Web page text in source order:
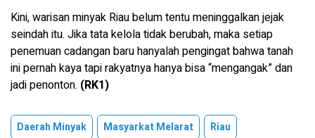
Kini, warisan minyak Riau belum tentu meninggalkan jejak
seindah itu. Jika tata kelola tidak berubah, maka setiap
penemuan cadangan baru hanyalah pengingat bahwa tanah
ini pernah kaya tapi rakyatnya hanya bisa “mengangak” dan
jadi penonton. (RK1)
Daerah Minyak Masyarkat Melarat Riau